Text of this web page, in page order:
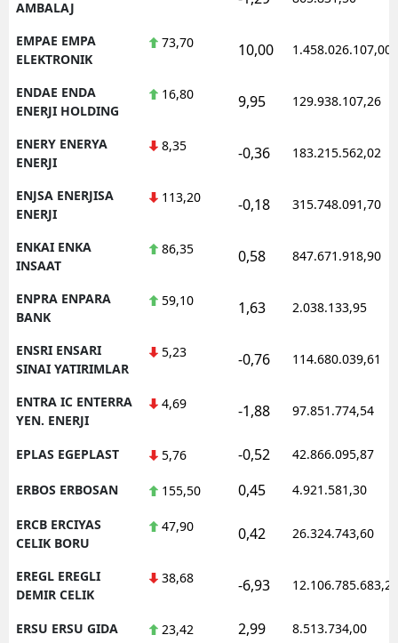
AMBALAJ
EMPAE EMPA
ELEKTRONIK
73,70 10,00 1.458.026.107,00
ENDAE ENDA
ENERJI HOLDING
16,80 9,95 129.938.107,26
ENERY ENERYA
ENERJI
8,35 -0,36 183.215.562,02
ENJSA ENERJISA
ENERJI
113,20 -0,18 315.748.091,70
ENKAI ENKA
INSAAT
86,35 0,58 847.671.918,90
ENPRA ENPARA
BANK
59,10 1,63 2.038.133,95
ENSRI ENSARI
SINAI YATIRIMLAR
5,23 -0,76 114.680.039,61
ENTRA IC ENTERRA
YEN. ENERJI
4,69 -1,88 97.851.774,54
EPLAS EGEPLAST 5,76 -0,52 42.866.095,87
ERBOS ERBOSAN 155,50 0,45 4.921.581,30
ERCB ERCIYAS
CELIK BORU
47,90 0,42 26.324.743,60
EREGL EREGLI
DEMIR CELIK
38,68 -6,93 12.106.785.683,20
ERSU ERSU GIDA 23,42 2,99 8.513.734,00